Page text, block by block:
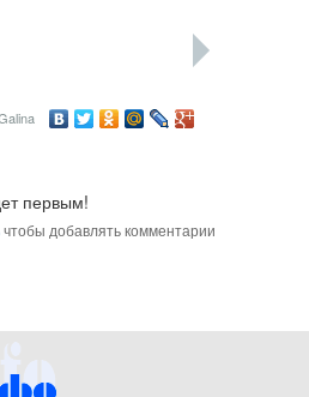
первым!
чтобы добавлять комментарии